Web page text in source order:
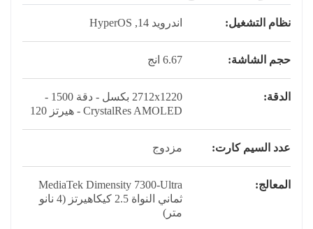
نظام التشغيل: اندرويد 14, HyperOS
حجم الشاشة: 6.67 انج
الدقة:
2712x1220 بكسل - دقة 1500 -
CrystalRes AMOLED - هيرتز 120
عدد السيم كارت: مزدوج
المعالج:
MediaTek Dimensity 7300-Ultra
ثماني النواة 2.5 كيكاهيرتز (4 نانو
متر)